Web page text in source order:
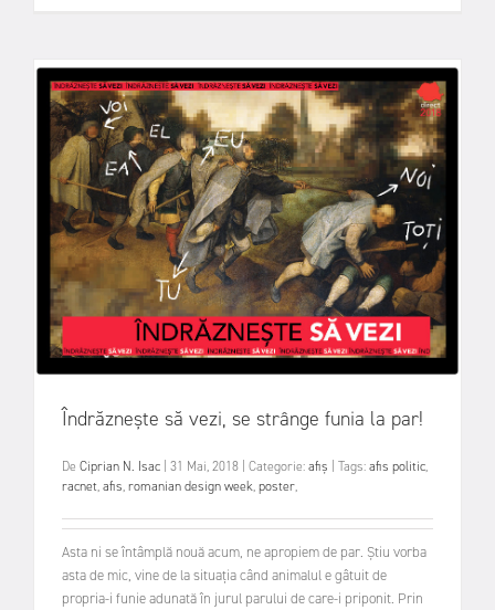
Îndrăznește să vezi, se strânge funia la par!
De Ciprian N. Isac 31 Mai, 2018 Categorie:afiș Tags:afis politic,
racnet,afis,romanian design week,poster,
Asta ni se întâmplă nouă acum, ne apropiem de par. Știu vorba
asta de mic, vine de la situația când animalul e gâtuit de
propria-i funie adunată în jurul parului de care-i priponit. Prin